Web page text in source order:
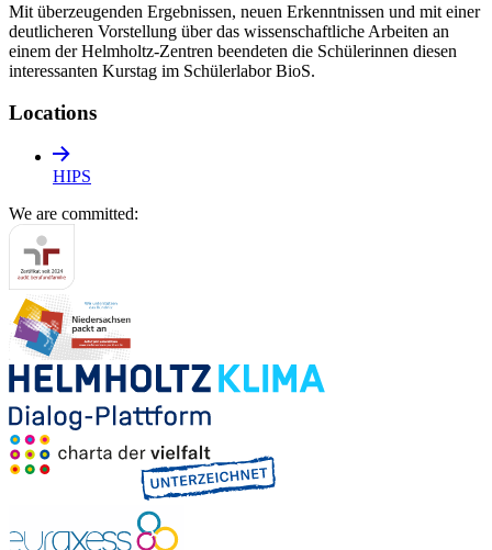
Mit überzeugenden Ergebnissen, neuen Erkenntnissen und mit einer
deutlicheren Vorstellung über das wissenschaftliche Arbeiten an
einem der Helmholtz-Zentren beendeten die Schülerinnen diesen
interessanten Kurstag im Schülerlabor BioS.
Locations
HIPS
We are committed: